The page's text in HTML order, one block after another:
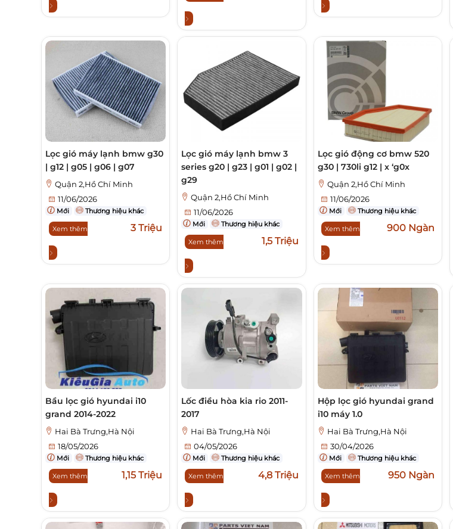
Lọc gió máy lạnh bmw g30
| g12 | g05 | g06 | g07
Quận 2,Hồ Chí Minh
11/06/2026
Mới Thương hiệu khác
Xem thêm 3 Triệu
Lọc gió máy lạnh bmw 3
series g20 | g23 | g01 | g02 |
g29
Quận 2,Hồ Chí Minh
11/06/2026
Mới Thương hiệu khác
Xem thêm 1,5 Triệu
Lọc gió động cơ bmw 520
g30 | 730li g12 | x ‘g0x
Quận 2,Hồ Chí Minh
11/06/2026
Mới Thương hiệu khác
Xem thêm 900 Ngàn
Bầu lọc gió hyundai i10
grand 2014-2022
Hai Bà Trưng,Hà Nội
18/05/2026
Mới Thương hiệu khác
Xem thêm 1,15 Triệu
Lốc điều hòa kia rio 2011-
2017
Hai Bà Trưng,Hà Nội
04/05/2026
Mới Thương hiệu khác
Xem thêm 4,8 Triệu
Hộp lọc gió hyundai grand
i10 máy 1.0
Hai Bà Trưng,Hà Nội
30/04/2026
Mới Thương hiệu khác
Xem thêm 950 Ngàn